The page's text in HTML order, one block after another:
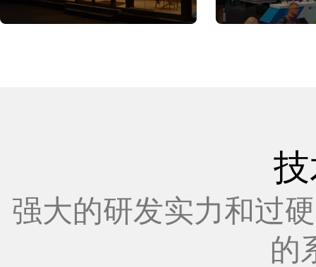
强大的研发实力和过
的